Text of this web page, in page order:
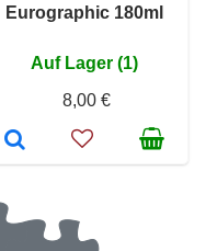
Eurographic 180ml
Auf Lager (1)
8,00 €